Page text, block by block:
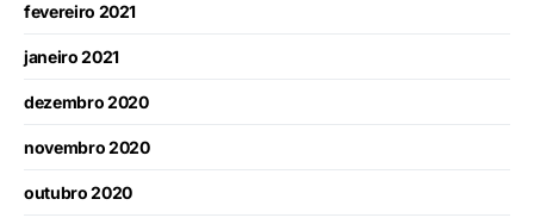
fevereiro 2021
janeiro 2021
dezembro 2020
novembro 2020
outubro 2020